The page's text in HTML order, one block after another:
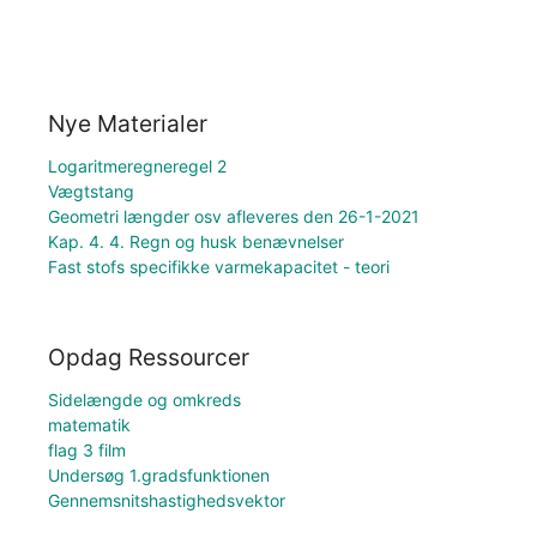
Nye Materialer
Logaritmeregneregel 2
Vægtstang
Geometri længder osv afleveres den 26-1-2021
Kap. 4. 4. Regn og husk benævnelser
Fast stofs specifikke varmekapacitet - teori
Opdag Ressourcer
Sidelængde og omkreds
matematik
flag 3 film
Undersøg 1.gradsfunktionen
Gennemsnitshastighedsvektor